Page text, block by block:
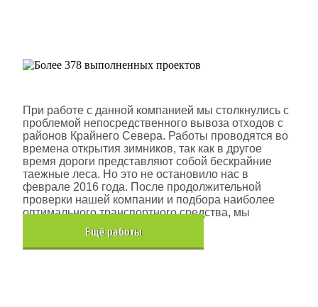
При работе с данной компанией мы столкнулись с
проблемой непосредственного вывоза отходов с
районов Крайнего Севера. Работы проводятся во
времена открытия зимников, так как в другое
время дороги представляют собой бескрайние
таежные леса. Но это не остановило нас в
феврале 2016 года. После продолжительной
проверки нашей компании и подбора наиболее
оптимального транспортного средства, мы
помогли данной компании.
Eщё работы